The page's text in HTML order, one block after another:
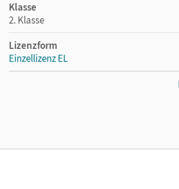
Klasse
2. Klasse
Lizenzform
Einzellizenz EL